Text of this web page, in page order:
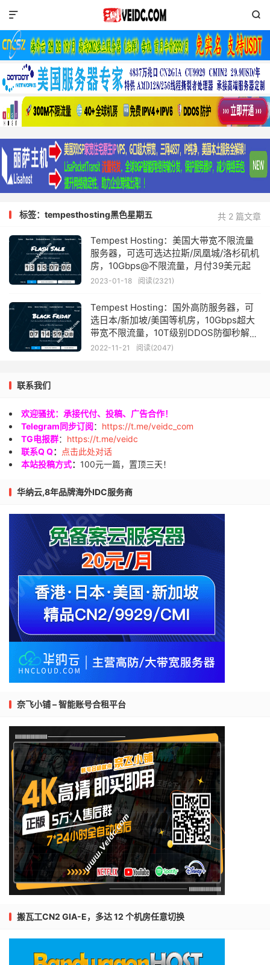


共 2 篇文章
标签：tempesthosting黑色星期五
Tempest Hosting：美国大带宽不限流量
服务器，可选可选达拉斯/凤凰城/洛杉矶机
房，10Gbps@不限流量，月付39美元起
2023-01-18 阅读(2321)
Tempest Hosting：国外高防服务器，可
选日本/新加坡/美国等机房，10Gbps超大
带宽不限流量，10T级别DDOS防御秒解，
月付39美元起
2022-11-21 阅读(2047)
联系我们
欢迎骚扰：承接代付、投稿、广告合作！
Telegram同步订阅： https://t.me/veidc_com
TG电报群： https://t.me/veidc
联系Q Q：
点击此处对话
本站投稿方式： 100元一篇，置顶三天！
华纳云,8年品牌海外IDC服务商
奈飞小铺 – 智能账号合租平台
搬瓦工CN2 GIA-E，多达 12 个机房任意切换